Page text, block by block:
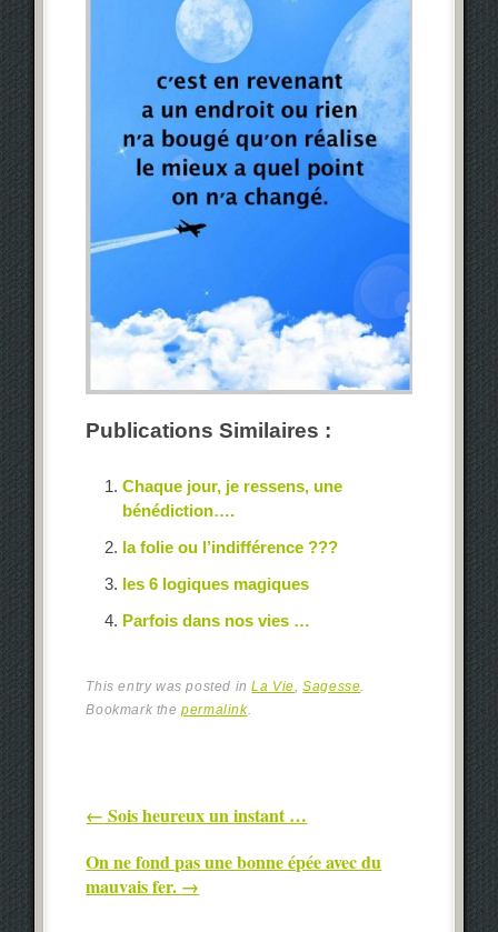
Publications Similaires :
Chaque jour, je ressens, une
bénédiction….
la folie ou l’indifférence ???
les 6 logiques magiques
Parfois dans nos vies …
This entry was posted inLa Vie ,Sagesse
Bookmark thepermalink.
Post navigation
← Sois heureux un instant …
On ne fond pas une bonne épée avec du
mauvais fer. →